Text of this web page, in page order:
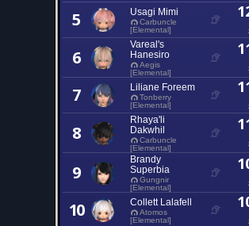
5 Usagi Mimi
Carbuncle
[Elemental]
6
Vareal's
Hanesiro
Aegis
[Elemental]
7 Liliane Foreem
Tonberry
[Elemental]
8
Rhaya'li
Dakwhil
Carbuncle
[Elemental]
9
Brandy
Superbia
Gungnir
[Elemental]
10 Collett Lalafell
Atomos
[Elemental]